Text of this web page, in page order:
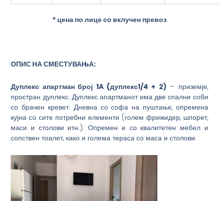
* цена по лице со вклучен превоз
ОПИС НА СМЕСТУВАЊА:
Дуплекс апартман број 1A (дуплекс1/4 + 2) – приземје,
простран дуплекс. Дуплекс апартманот има две спални соби
со брачен кревет. Дневна со софа на пуштање, опремена
кујна со сите потребни елементи (голем фрижидер, шпорет,
маси и столови итн.). Опремен е со квалитетен мебел и
сопствен тоалет, како и голема тераса со маса и столови.